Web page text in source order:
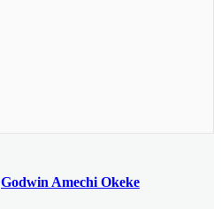
Godwin Amechi Okeke